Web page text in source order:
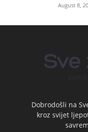
August 8,
Dobrodošli na
kroz svijet